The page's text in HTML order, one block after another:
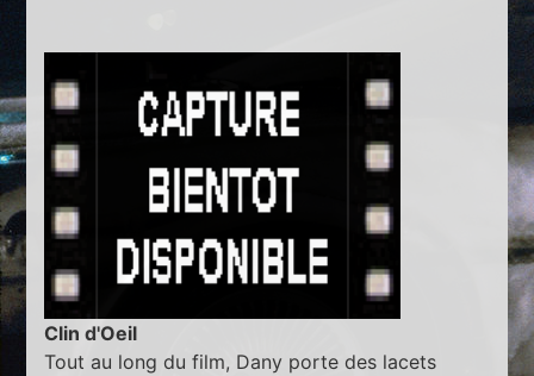
Clin d'Oeil
Tout au long du film, Dany porte des lacets